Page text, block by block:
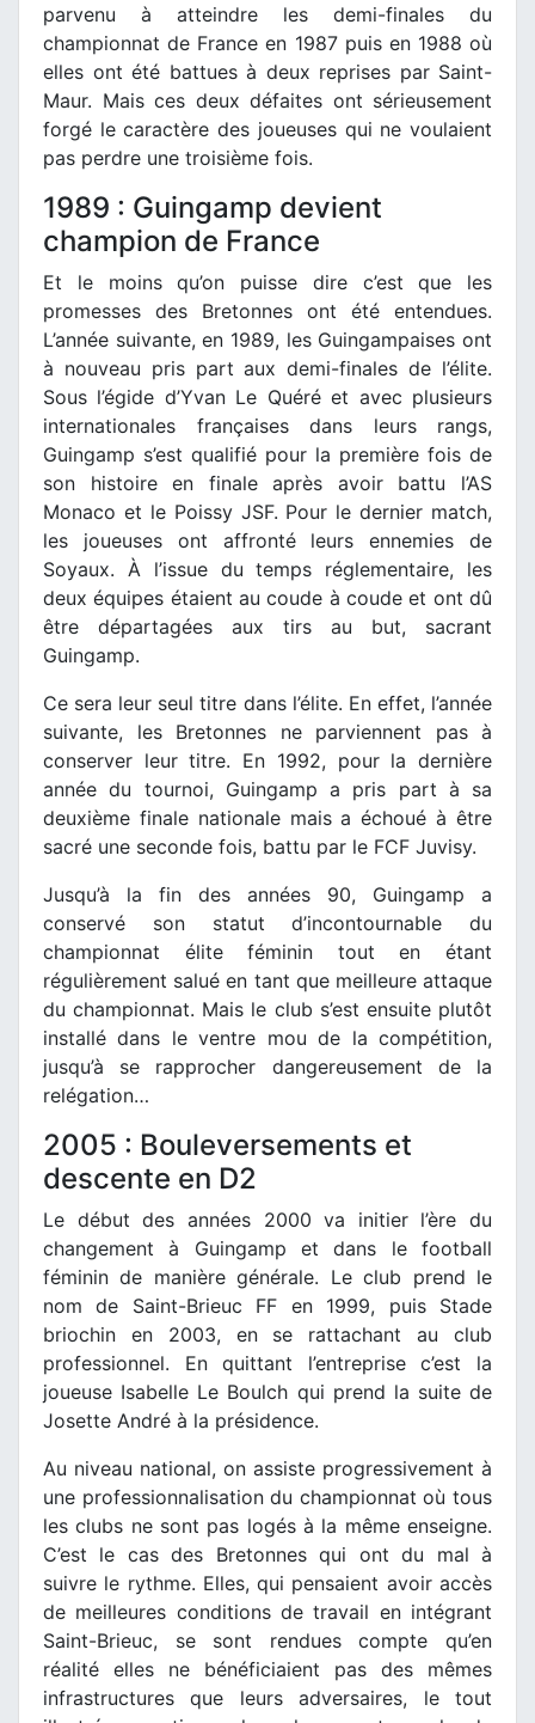
parvenu à atteindre les demi-finales du
championnat de France en 1987 puis en 1988 où
elles ont été battues à deux reprises par Saint-
Maur. Mais ces deux défaites ont sérieusement
forgé le caractère des joueuses qui ne voulaient
pas perdre une troisième fois.
1989 : Guingamp devient
champion de France
Et le moins qu’on puisse dire c’est que les
promesses des Bretonnes ont été entendues.
L’année suivante, en 1989, les Guingampaises ont
à nouveau pris part aux demi-finales de l’élite.
Sous l’égide d’Yvan Le Quéré et avec plusieurs
internationales françaises dans leurs rangs,
Guingamp s’est qualifié pour la première fois de
son histoire en finale après avoir battu l’AS
Monaco et le Poissy JSF. Pour le dernier match,
les joueuses ont affronté leurs ennemies de
Soyaux. À l’issue du temps réglementaire, les
deux équipes étaient au coude à coude et ont dû
être départagées aux tirs au but, sacrant
Guingamp.
Ce sera leur seul titre dans l’élite. En effet, l’année
suivante, les Bretonnes ne parviennent pas à
conserver leur titre. En 1992, pour la dernière
année du tournoi, Guingamp a pris part à sa
deuxième finale nationale mais a échoué à être
sacré une seconde fois, battu par le FCF Juvisy.
Jusqu’à la fin des années 90, Guingamp a
conservé son statut d’incontournable du
championnat élite féminin tout en étant
régulièrement salué en tant que meilleure attaque
du championnat. Mais le club s’est ensuite plutôt
installé dans le ventre mou de la compétition,
jusqu’à se rapprocher dangereusement de la
relégation…
2005 : Bouleversements et
descente en D2
Le début des années 2000 va initier l’ère du
changement à Guingamp et dans le football
féminin de manière générale. Le club prend le
nom de Saint-Brieuc FF en 1999, puis Stade
briochin en 2003, en se rattachant au club
professionnel. En quittant l’entreprise c’est la
joueuse Isabelle Le Boulch qui prend la suite de
Josette André à la présidence.
Au niveau national, on assiste progressivement à
une professionnalisation du championnat où tous
les clubs ne sont pas logés à la même enseigne.
C’est le cas des Bretonnes qui ont du mal à
suivre le rythme. Elles, qui pensaient avoir accès
de meilleures conditions de travail en intégrant
Saint-Brieuc, se sont rendues compte qu’en
réalité elles ne bénéficiaient pas des mêmes
infrastructures que leurs adversaires, le tout